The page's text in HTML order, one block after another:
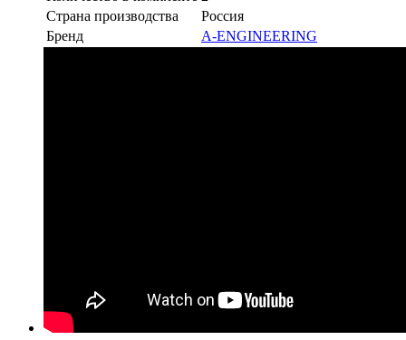
Страна производства
Россия
Бренд
A-ENGINEERING